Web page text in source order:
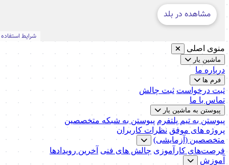
منوی اصلی
ماشین یار
درباره ما
فرم ها
ثبت درخواست ثبت چالش
تماس با ما
پیوستن به ماشین یار
پیوستن به تیم پلتفرم پیوستن به شبکه متخصصین
پروژه های موفق نظرات کاربران
متخصصین (آزمایشی)
فرصت‌های کارآموزی چالش های فنی آخرین رویدادها
آموزش